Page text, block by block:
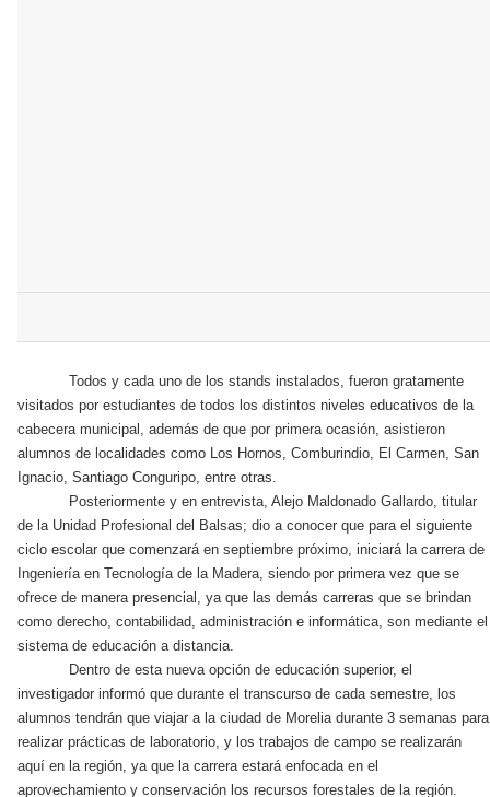
Todos y cada uno de los stands instalados, fueron gratamente
visitados por estudiantes de todos los distintos niveles educativos de la
cabecera municipal, además de que por primera ocasión, asistieron
alumnos de localidades como Los Hornos, Comburindio, El Carmen, San
Ignacio, Santiago Conguripo, entre otras.
Posteriormente y en entrevista, Alejo Maldonado Gallardo, titular
de la Unidad Profesional del Balsas; dio a conocer que para el siguiente
ciclo escolar que comenzará en septiembre próximo, iniciará la carrera de
Ingeniería en Tecnología de la Madera, siendo por primera vez que se
ofrece de manera presencial, ya que las demás carreras que se brindan
como derecho, contabilidad, administración e informática, son mediante el
sistema de educación a distancia.
Dentro de esta nueva opción de educación superior, el
investigador informó que durante el transcurso de cada semestre, los
alumnos tendrán que viajar a la ciudad de Morelia durante 3 semanas para
realizar prácticas de laboratorio, y los trabajos de campo se realizarán
aquí en la región, ya que la carrera estará enfocada en el
aprovechamiento y conservación los recursos forestales de la región.